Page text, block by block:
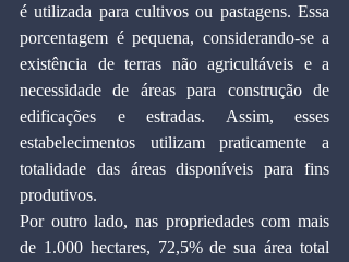
é utilizada para cultivos ou pastagens. Essa
porcentagem é pequena, considerando-se a
existência de terras não agricultáveis e a
necessidade de áreas para construção de
edificações e estradas. Assim, esses
estabelecimentos utilizam praticamente a
totalidade das áreas disponíveis para fins
produtivos.
Por outro lado, nas propriedades com mais
de 1.000 hectares, 72,5% de sua área total